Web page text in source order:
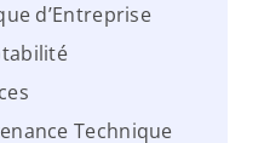
d’Entreprise
Technique